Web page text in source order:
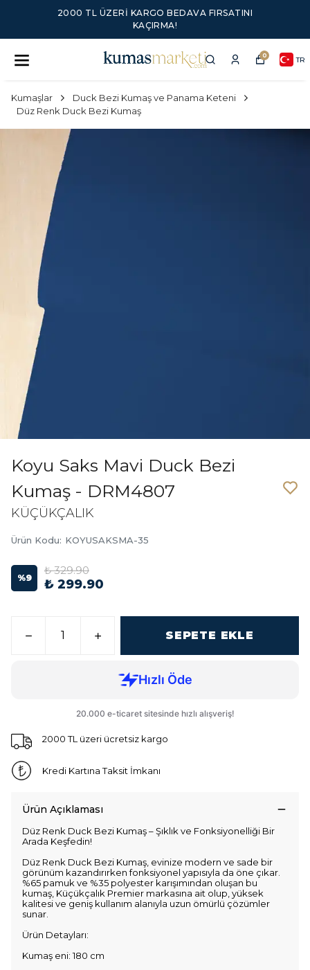
2000 TL ÜZERI KARGO BEDAVA FIRSATINI
KAÇIRMA!
0 TR
Kumaşlar
Duck Bezi Kumaş ve Panama Keteni
Düz Renk Duck Bezi Kumaş
Koyu Saks Mavi Duck Bezi
Kumaş - DRM4807
KÜÇÜKÇALIK
Ürün Kodu: KOYUSAKSMA-35
%9
₺ 329.90
₺ 299.90
SEPETE EKLE
2000 TL üzeri ücretsiz kargo
Kredi Kartına Taksit İmkanı
Ürün Açıklaması
Düz Renk Duck Bezi Kumaş – Şıklık ve Fonksiyonelliği Bir
Arada Keşfedin!
Düz Renk Duck Bezi Kumaş, evinize modern ve sade bir
görünüm kazandırırken fonksiyonel yapısıyla da öne çıkar.
%65 pamuk ve %35 polyester karışımından oluşan bu
kumaş, Küçükçalık Premier markasına ait olup, yüksek
kalitesi ve geniş kullanım alanıyla uzun ömürlü çözümler
sunar.
Ürün Detayları:
Kumaş eni: 180 cm